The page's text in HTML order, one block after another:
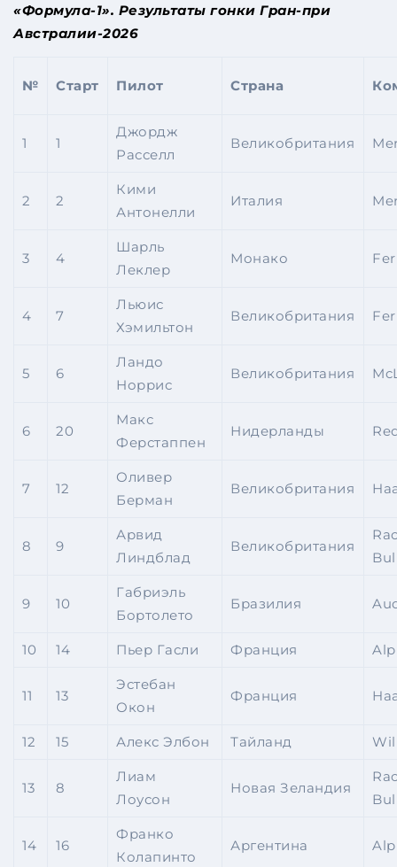
«Формула-1». Результаты гонки Гран-при
Австралии-2026
№ Старт Пилот Страна
1 1
Джордж
Расселл
Великобритания
2 2
Кими
Антонелли
Италия
3 4
Шарль
Леклер
Монако
4 7
Льюис
Хэмильтон
Великобритания
5 6
Ландо
Норрис
Великобритания
6 20
Макс
Ферстаппен
Нидерланды
7 12
Оливер
Берман
Великобритания
8 9
Арвид
Линдблад
Великобритания
9 10
Габриэль
Бортолето
Бразилия
10 14 Пьер Гасли Франция
11 13
Эстебан
Окон
Франция
12 15 Алекс Элбон Тайланд
13 8
Лиам
Лоусон
Новая Зеландия
14 16
Франко
Колапинто
Аргентина